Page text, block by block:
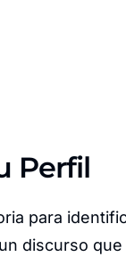
Perfil
para
discurso